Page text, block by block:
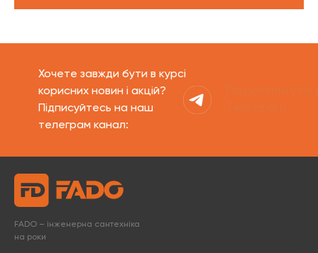
Хочете завжди бути в курсі
корисних новин і акцій?
Підписуйтесь на наш
телеграм канал:
FADO – інженерна сантехніка
на роки